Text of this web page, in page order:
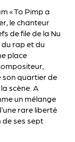
« To Pimp a
le chanteur
de file de la Nu
du rap et du
place
son quartier de
scène. A
un mélange
rare liberté
de ses sept